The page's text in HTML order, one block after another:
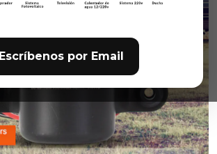
Escríbenos por Email